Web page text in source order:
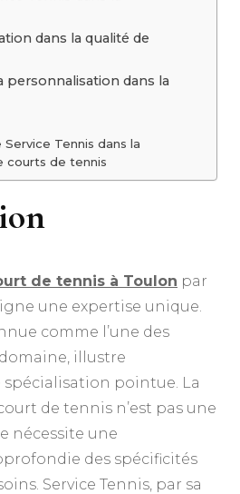
dans la qualité de
personnalisation dans la
Service Tennis dans la
courts de tennis
de tennis à Toulon par
une expertise unique.
comme l’une des
illustre
spécialisation pointue. La
de tennis n’est pas une
nécessite une
des spécificités
Service Tennis, par sa